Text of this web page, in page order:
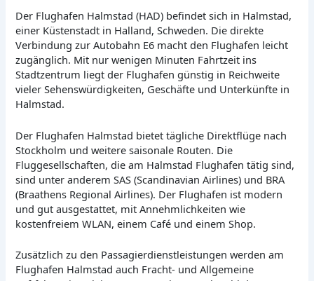
Der Flughafen Halmstad (HAD) befindet sich in Halmstad,
einer Küstenstadt in Halland, Schweden. Die direkte
Verbindung zur Autobahn E6 macht den Flughafen leicht
zugänglich. Mit nur wenigen Minuten Fahrtzeit ins
Stadtzentrum liegt der Flughafen günstig in Reichweite
vieler Sehenswürdigkeiten, Geschäfte und Unterkünfte in
Halmstad.
Der Flughafen Halmstad bietet tägliche Direktflüge nach
Stockholm und weitere saisonale Routen. Die
Fluggesellschaften, die am Halmstad Flughafen tätig sind,
sind unter anderem SAS (Scandinavian Airlines) und BRA
(Braathens Regional Airlines). Der Flughafen ist modern
und gut ausgestattet, mit Annehmlichkeiten wie
kostenfreiem WLAN, einem Café und einem Shop.
Zusätzlich zu den Passagierdienstleistungen werden am
Flughafen Halmstad auch Fracht- und Allgemeine